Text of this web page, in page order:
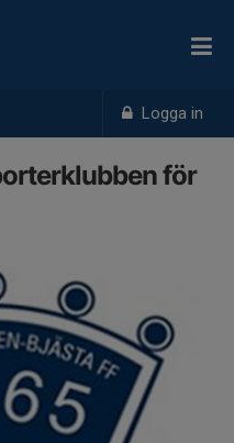
Logga in
för